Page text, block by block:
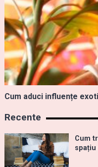
Cum aduci influențe
Recente
Cum